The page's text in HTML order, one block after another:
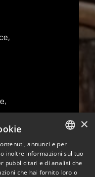
ITALIAN
ENGLISH
×
annunci e per
inoltre informazioni sul tuo
pubblicitari e di analisi che
che hai fornito loro o